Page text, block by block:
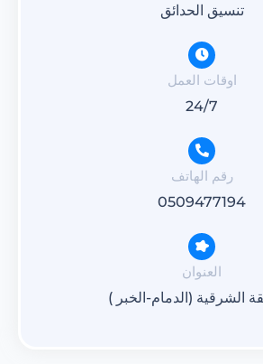
تنسيق الحدائق
اوقات العمل
24/7
رقم الهاتف
0509477194
العنوان
الشرقية (الدمام-الخبر )